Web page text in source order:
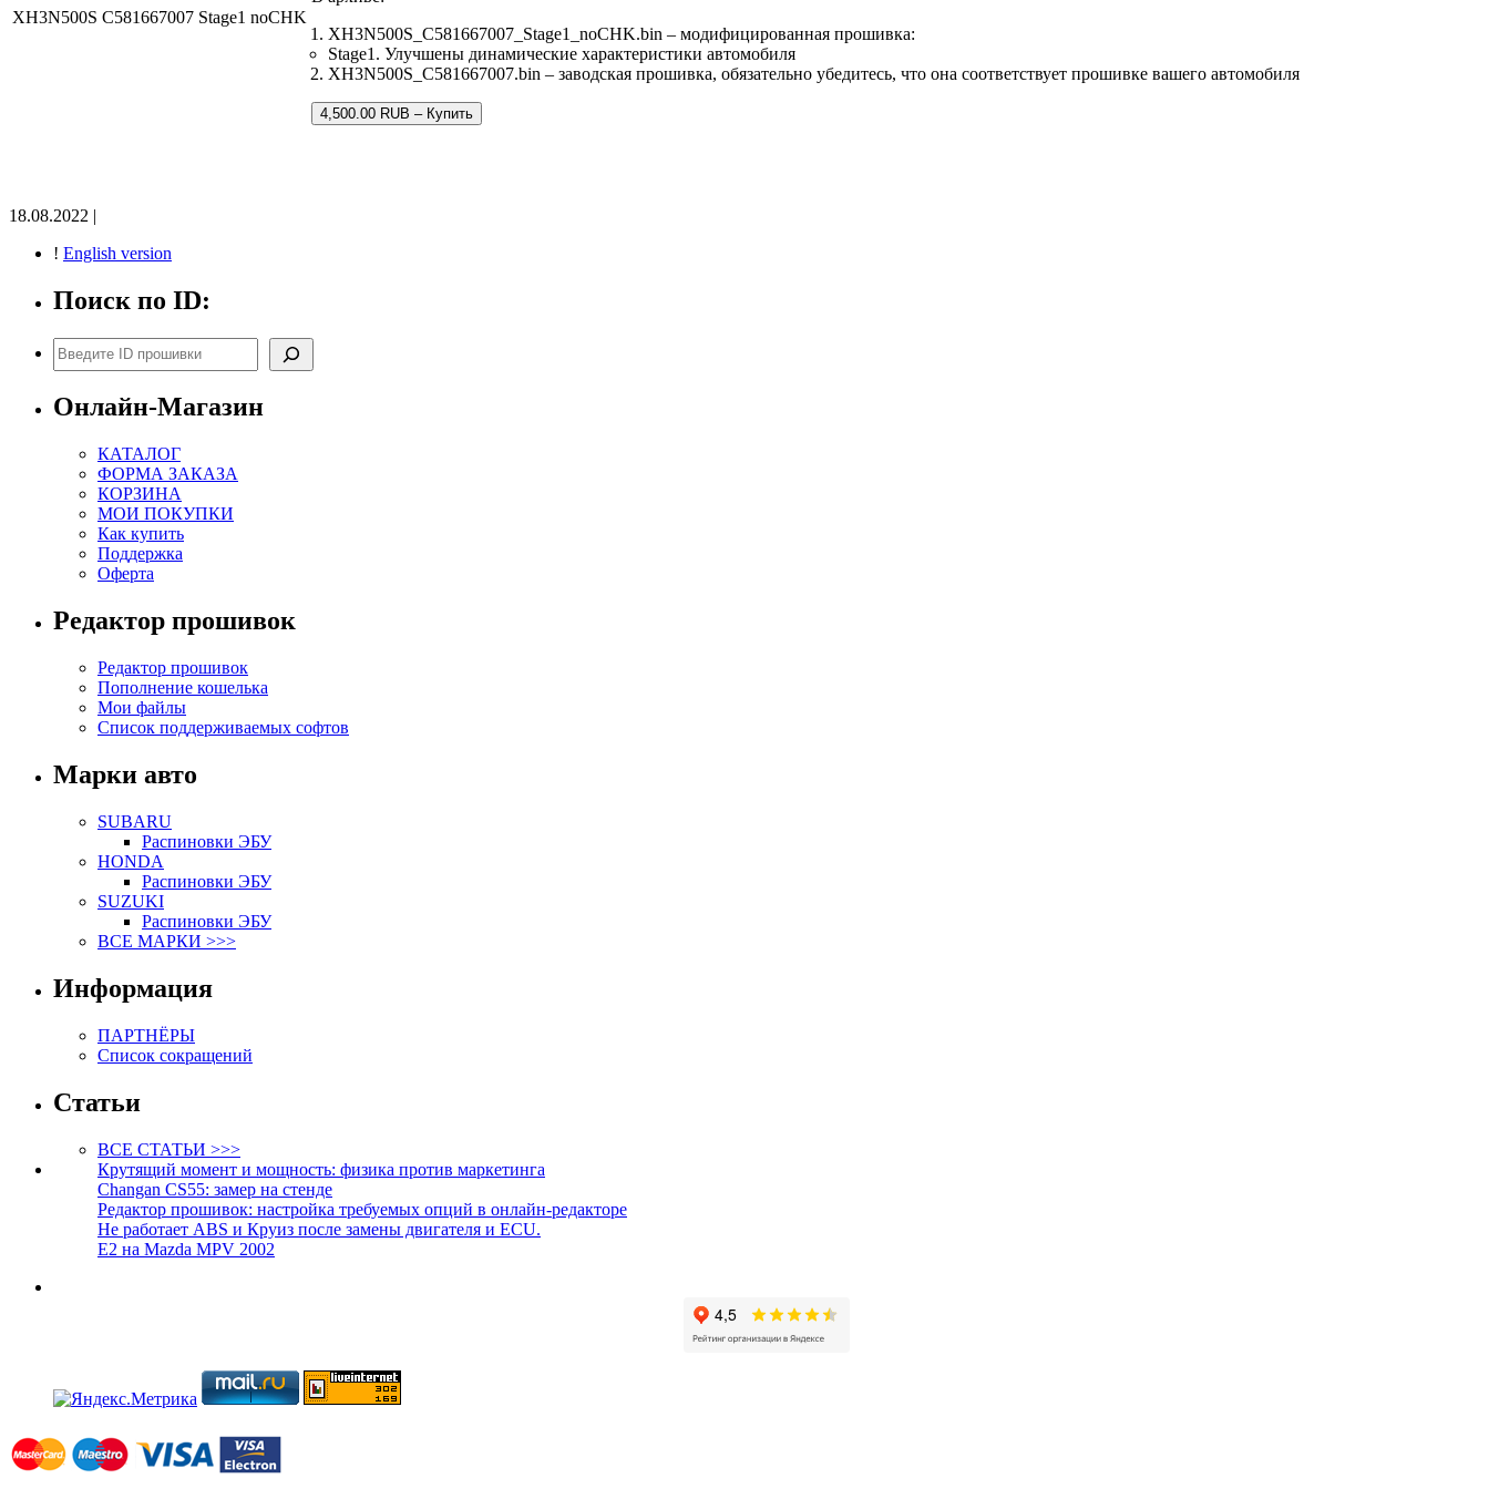
XH3N500S C581667007 Stage1 noCHK
XH3N500S_C581667007_Stage1_noCHK.bin – модифицированная прошивка:
Stage1. Улучшены динамические характеристики автомобиля
XH3N500S_C581667007.bin – заводская прошивка, обязательно убедитесь, что она соответствует прошивке вашего автомобиля
4,500.00 RUB – Купить
18.08.2022 |
! English version
Поиск по ID:
Поиск
Онлайн-Магазин
КАТАЛОГ
ФОРМА ЗАКАЗА
КОРЗИНА
МОИ ПОКУПКИ
Как купить
Поддержка
Оферта
Редактор прошивок
Редактор прошивок
Пополнение кошелька
Мои файлы
Список поддерживаемых софтов
Марки авто
SUBARU
Распиновки ЭБУ
HONDA
Распиновки ЭБУ
SUZUKI
Распиновки ЭБУ
ВСЕ МАРКИ >>>
Информация
ПАРТНЁРЫ
Список сокращений
Статьи
ВСЕ СТАТЬИ >>>
Крутящий момент и мощность: физика против маркетинга
Changan CS55: замер на стенде
Редактор прошивок: настройка требуемых опций в онлайн-редакторе
Не работает ABS и Круиз после замены двигателя и ECU.
E2 на Mazda MPV 2002